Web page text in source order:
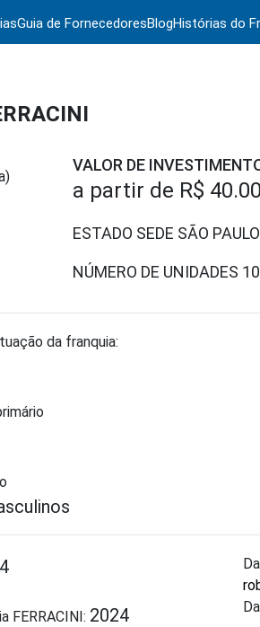
Guia de FornecedoresBlogHistórias do
VALOR DE
a partir de R$
ESTADO SEDE SÃO PAULO
NÚMERO DE UNIDADES 10
da franquia:
FERRACINI: 2024